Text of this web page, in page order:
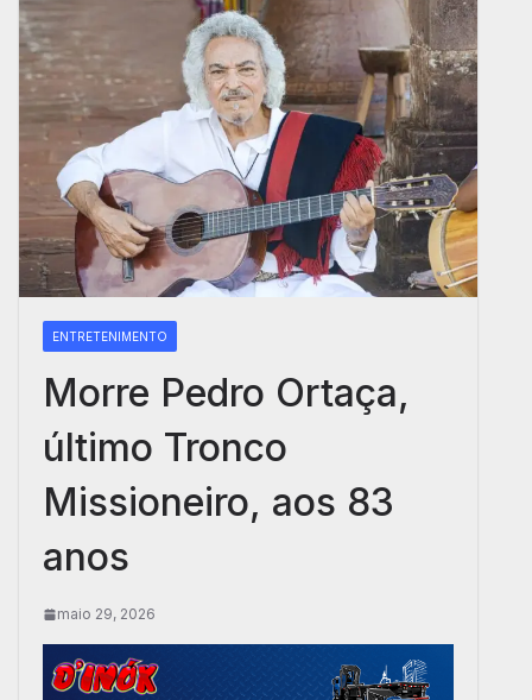
ENTRETENIMENTO
Morre Pedro Ortaça,
último Tronco
Missioneiro, aos 83
anos
maio 29, 2026